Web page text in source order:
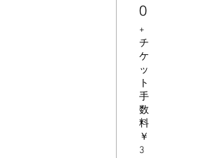
0
+
チ
ケ
ッ
ト
手
数
料
￥
3